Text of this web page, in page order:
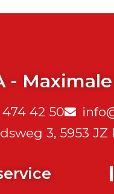
-
474 42 50
3, 5953 JZ